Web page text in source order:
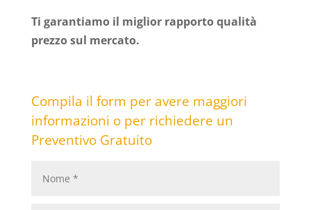
Ti garantiamo il miglior rapporto qualità
prezzo sul mercato.
Compila il form per avere maggiori
informazioni o per richiedere un
Preventivo Gratuito